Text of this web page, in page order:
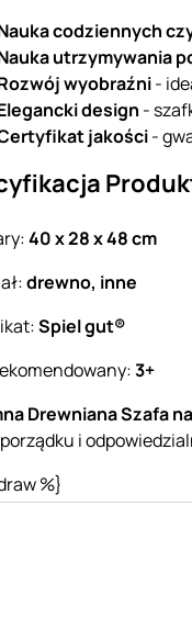
codziennych
utrzymywania
wyobraźni-
design -
jakości-
40 x 28 x 48 cm
drewno, inne
Spiel gut®
3+
Drewniana Szafa
i
%}